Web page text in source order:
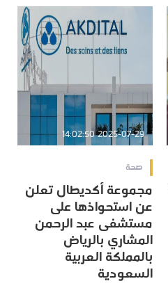
2025-07-29 14:02:50
صحة
مجموعة أكديطال تعلن
عن استحواذها على
مستشفى عبد الرحمن
المشاري بالرياض
بالمملكة العربية
السعودية